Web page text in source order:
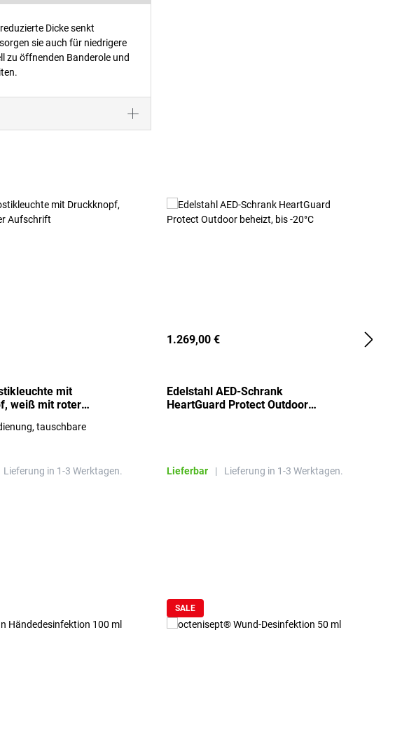
Dicke senkt
sie auch für niedrigere
zu öffnenden Banderole und
mit
weiß mit roter
tauschbare
Lieferung in 1-3 Werktagen.
1.269,00 €
Edelstahl AED-Schrank
HeartGuard Protect Outdoor
Lieferbar | Lieferung in 1-3 Werktagen.
SALE